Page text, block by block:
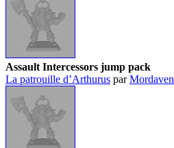
Assault Intercessors jump pack
La patrouille d’Arthurus parMordaven